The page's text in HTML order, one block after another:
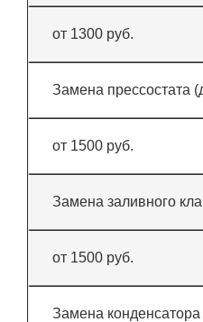
от 1300 руб.
Замена прессостата
от 1500 руб.
Замена заливного
от 1500 руб.
Замена конденсатора